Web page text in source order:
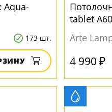
Aqua-
173 шт.
tablet
Arte
4 990 ₽